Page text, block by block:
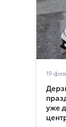
19
уже